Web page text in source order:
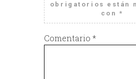
obrigatorios están
con *
Comentario *